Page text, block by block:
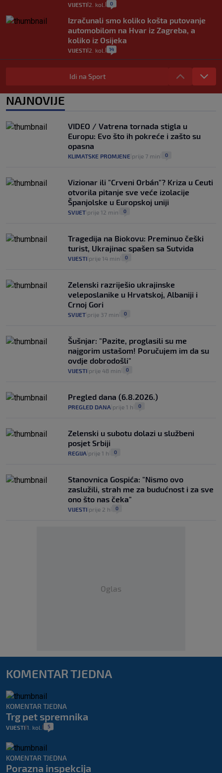
VIJESTI 2. kol. 0
Izračunali smo koliko košta putovanje
automobilom na Hvar iz Zagreba, a
koliko iz Osijeka
VIJESTI 2. kol. 14
"Kći je otišla na more, a zaboravila
zdravstvenu iskaznicu". Kakva su prava
pacijenata izvan mjesta prebivališta?
1
Plenković na 15 dana ukine mjere: "Ne bi
se dogodilo ništa. Vlada se zaljubila u te
intervencije"
VIJESTI
Idi na Sport
NAJNOVIJE
VIDEO / Vatrena tornada stigla u
Europu: Evo što ih pokreće i zašto su
opasna
KLIMATSKE PROMJENE prije 7 min 0
Vizionar ili "Crveni Orbán"? Kriza u Ceuti
otvorila pitanje sve veće izolacije
Španjolske u Europskoj uniji
SVIJET prije 12 min 0
Tragedija na Biokovu: Preminuo češki
turist, Ukrajinac spašen sa Sutvida
VIJESTI prije 14 min 0
Zelenski razriješio ukrajinske
veleposlanike u Hrvatskoj, Albaniji i
Crnoj Gori
SVIJET prije 37 min 0
Šušnjar: "Pazite, proglasili su me
najgorim ustašom! Poručujem im da su
ovdje dobrodošli"
VIJESTI prije 48 min 0
Pregled dana (6.8.2026.)
PREGLED DANA prije 1 h 0
Zelenski u subotu dolazi u službeni
posjet Srbiji
REGIJA prije 1 h 0
Stanovnica Gospića: "Nismo ovo
zaslužili, strah me za budućnost i za sve
ono što nas čeka"
VIJESTI prije 2 h 0
Oglas
KOMENTAR TJEDNA
KOMENTAR TJEDNA
Trg pet spremnika
VIJESTI 1. kol. 5
KOMENTAR TJEDNA
Porazna inspekcija